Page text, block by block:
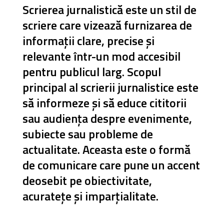
Scrierea jurnalistică este un stil de
scriere care vizează furnizarea de
informații clare, precise și
relevante într-un mod accesibil
pentru publicul larg. Scopul
principal al scrierii jurnalistice este
să informeze și să educe cititorii
sau audiența despre evenimente,
subiecte sau probleme de
actualitate. Aceasta este o formă
de comunicare care pune un accent
deosebit pe obiectivitate,
acuratețe și imparțialitate.